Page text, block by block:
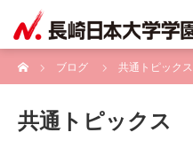
ブログ
共通トピックス
共通トピックス